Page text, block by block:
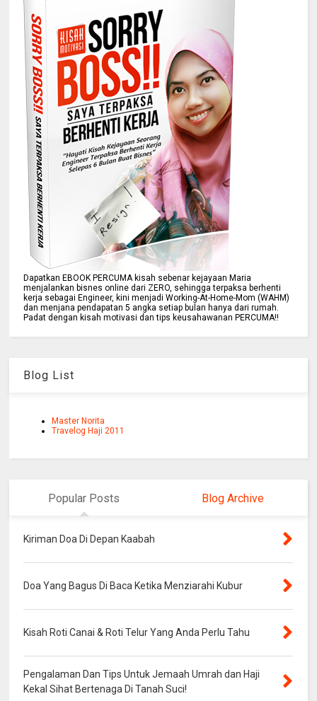
Dapatkan EBOOK PERCUMA kisah sebenar kejayaan Maria
menjalankan bisnes online dari ZERO, sehingga terpaksa berhenti
kerja sebagai Engineer, kini menjadi Working-At-Home-Mom (WAHM)
dan menjana pendapatan 5 angka setiap bulan hanya dari rumah.
Padat dengan kisah motivasi dan tips keusahawanan PERCUMA!!
Blog List
Master Norita
Travelog Haji 2011
Popular Posts Blog Archive
Kiriman Doa Di Depan Kaabah
Doa Yang Bagus Di Baca Ketika Menziarahi Kubur
Kisah Roti Canai & Roti Telur Yang Anda Perlu Tahu
Pengalaman Dan Tips Untuk Jemaah Umrah dan Haji
Kekal Sihat Bertenaga Di Tanah Suci!